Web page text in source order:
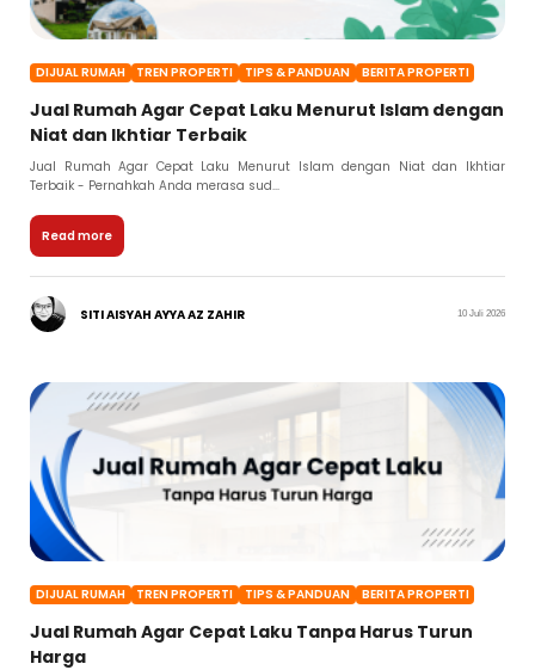
DIJUAL RUMAH TREN PROPERTI TIPS & PANDUAN BERITA PROPERTI
Jual Rumah Agar Cepat Laku Menurut Islam dengan
Niat dan Ikhtiar Terbaik
Jual Rumah Agar Cepat Laku Menurut Islam dengan Niat dan Ikhtiar
Terbaik - Pernahkah Anda merasa sud...
Read more
SITI AISYAH AYYA AZ ZAHIR 10 Juli 2026
DIJUAL RUMAH TREN PROPERTI TIPS & PANDUAN BERITA PROPERTI
Jual Rumah Agar Cepat Laku Tanpa Harus Turun
Harga